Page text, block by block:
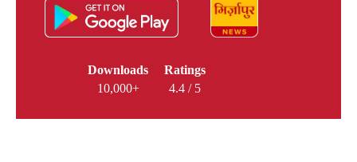
Downloads
10,000+
Ratings
4.4 / 5